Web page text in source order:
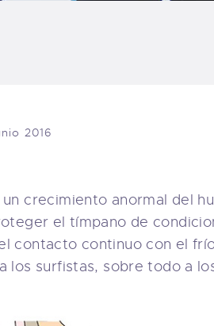
2016
crecimiento anormal del
el tímpano de
contacto continuo con el
los surfistas, sobre todo a